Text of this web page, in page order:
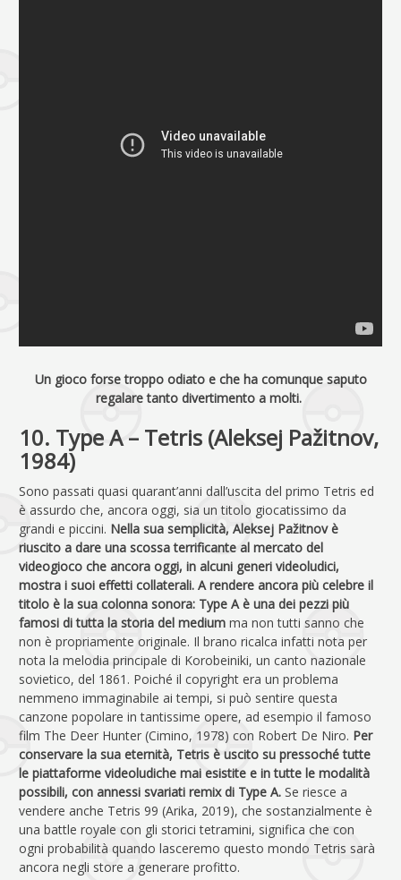
Un gioco forse troppo odiato e che ha comunque saputo
regalare tanto divertimento a molti.
10. Type A – Tetris (Aleksej Pažitnov,
1984)
Sono passati quasi quarant’anni dall’uscita del primo Tetris ed
è assurdo che, ancora oggi, sia un titolo giocatissimo da
grandi e piccini. Nella sua semplicità, Aleksej Pažitnov è
riuscito a dare una scossa terrificante al mercato del
videogioco che ancora oggi, in alcuni generi videoludici,
mostra i suoi effetti collaterali. A rendere ancora più celebre il
titolo è la sua colonna sonora: Type A è una dei pezzi più
famosi di tutta la storia del medium ma non tutti sanno che
non è propriamente originale. Il brano ricalca infatti nota per
nota la melodia principale di Korobeiniki, un canto nazionale
sovietico, del 1861. Poiché il copyright era un problema
nemmeno immaginabile ai tempi, si può sentire questa
canzone popolare in tantissime opere, ad esempio il famoso
film The Deer Hunter (Cimino, 1978) con Robert De Niro. Per
conservare la sua eternità, Tetris è uscito su pressoché tutte
le piattaforme videoludiche mai esistite e in tutte le modalità
possibili, con annessi svariati remix di Type A. Se riesce a
vendere anche Tetris 99 (Arika, 2019), che sostanzialmente è
una battle royale con gli storici tetramini, significa che con
ogni probabilità quando lasceremo questo mondo Tetris sarà
ancora negli store a generare profitto.